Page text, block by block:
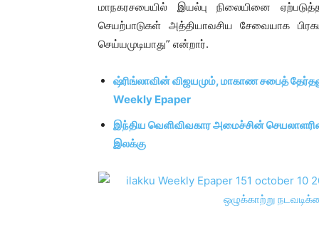
மாநகரசபையில் இயல்பு நிலையினை
செயற்பாடுகள் அத்தியாவசிய சேவையாக
செய்யமுடியாது” என்றார்.
ஷ்ரிங்லாவின் விஜயமும், மாகாண சபைத்
Weekly Epaper
இந்திய வெளிவிவகார அமைச்சின்
இலக்கு